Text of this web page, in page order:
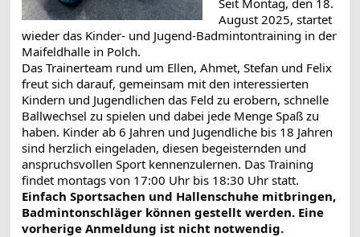
August 2025, startet
wieder das Kinder- und Jugend-Badmintontraining in der
Maifeldhalle in Polch.
Das Trainerteam rund um Ellen, Ahmet, Stefan und Felix
freut sich darauf, gemeinsam mit den interessierten
Kindern und Jugendlichen das Feld zu erobern, schnelle
Ballwechsel zu spielen und dabei jede Menge Spaß zu
haben. Kinder ab 6 Jahren und Jugendliche bis 18 Jahren
sind herzlich eingeladen, diesen begeisternden und
anspruchsvollen Sport kennenzulernen. Das Training
findet montags von 17:00 Uhr bis 18:30 Uhr statt.
Einfach Sportsachen und Hallenschuhe mitbringen,
Badmintonschläger können gestellt werden. Eine
vorherige Anmeldung ist nicht notwendig.